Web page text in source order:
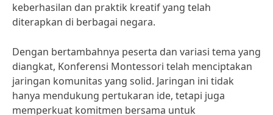
keberhasilan dan praktik kreatif yang telah
diterapkan di berbagai negara.
Dengan bertambahnya peserta dan variasi tema yang
diangkat, Konferensi Montessori telah menciptakan
jaringan komunitas yang solid. Jaringan ini tidak
hanya mendukung pertukaran ide, tetapi juga
memperkuat komitmen bersama untuk